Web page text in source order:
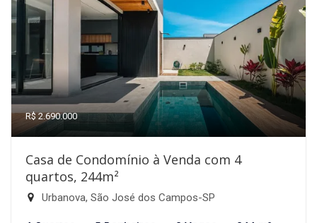
R$ 2.690.000
Casa de Condomínio à Venda com 4
quartos, 244m²
Urbanova, São José dos Campos-SP